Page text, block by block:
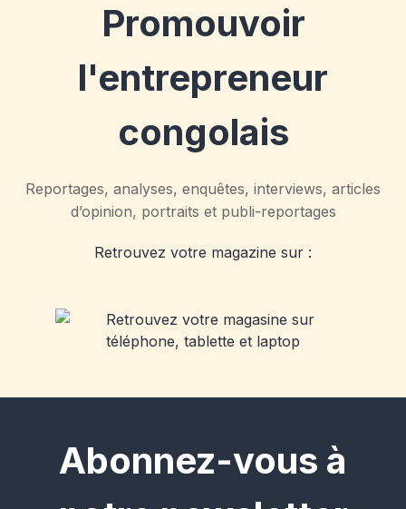
Promouvoir
l'entrepreneur
congolais
Reportages, analyses, enquêtes, interviews, articles
d’opinion, portraits et publi-reportages
Retrouvez votre magazine sur :
Abonnez-vous à